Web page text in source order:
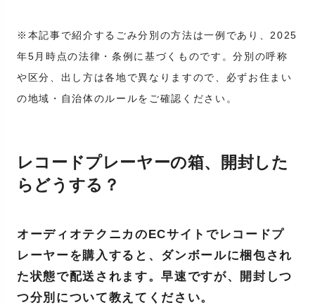
※本記事で紹介するごみ分別の方法は一例であり、2025
年5月時点の法律・条例に基づくものです。分別の呼称
や区分、出し方は各地で異なりますので、必ずお住まい
の地域・自治体のルールをご確認ください。
レコードプレーヤーの箱、開封した
らどうする？
オーディオテクニカのECサイトでレコードプ
レーヤーを購入すると、ダンボールに梱包され
た状態で配送されます。早速ですが、開封しつ
つ分別について教えてください。